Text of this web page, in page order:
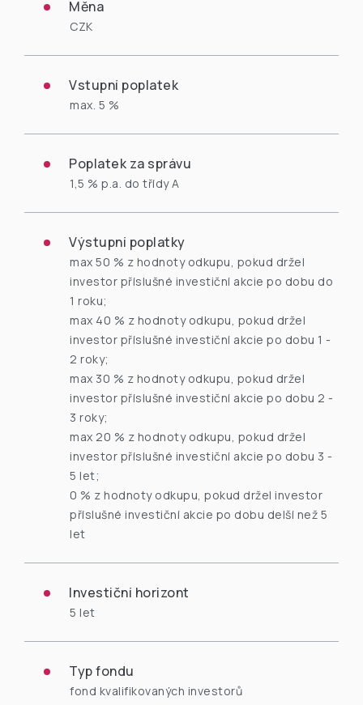
Měna
CZK
Vstupní poplatek
max. 5 %
Poplatek za správu
1,5 % p.a. do třídy A
Výstupní poplatky
max 50 % z hodnoty odkupu, pokud držel
investor příslušné investiční akcie po dobu do
1 roku;
max 40 % z hodnoty odkupu, pokud držel
investor příslušné investiční akcie po dobu 1 -
2 roky;
max 30 % z hodnoty odkupu, pokud držel
investor příslušné investiční akcie po dobu 2 -
3 roky;
max 20 % z hodnoty odkupu, pokud držel
investor příslušné investiční akcie po dobu 3 -
5 let;
0 % z hodnoty odkupu, pokud držel investor
příslušné investiční akcie po dobu delší než 5
let
Investiční horizont
5 let
Typ fondu
fond kvalifikovaných investorů